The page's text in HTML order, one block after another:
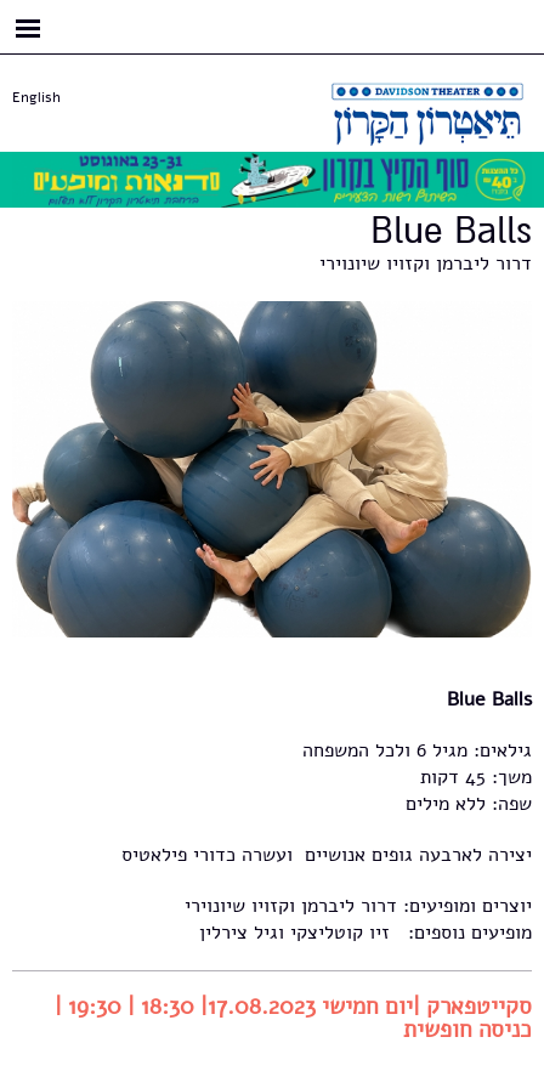
English
Blue Balls
דרור ליברמן וקזויו שיונוירי
Blue Balls
גילאים: מגיל 6 ולכל המשפחה
משך: 45 דקות
שפה: ללא מילים
יצירה לארבעה גופים אנושיים ועשרה כדורי פילאטיס
יוצרים ומופיעים: דרור ליברמן וקזויו שיונוירי
מופיעים נוספים: זיו קוטליצקי וגיל צירלין
סקייטפארק |יום חמישי 17.08.2023| 18:30 | 19:30 |
כניסה חופשית